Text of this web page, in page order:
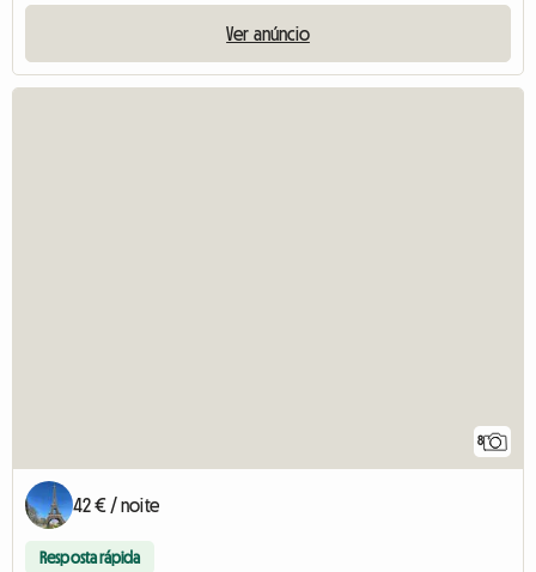
Ver anúncio
8
42 € / noite
Resposta rápida